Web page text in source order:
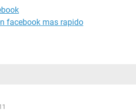
facebook mas rapido